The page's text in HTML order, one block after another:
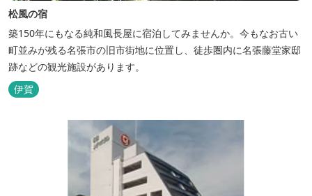
松風の宿
築150年にもなる純和風長屋に宿泊してみませんか。今もなお古い
町並みが残る名張市の旧市街地に位置し、徒歩圏内に名張藤堂家邸
跡などの観光施設があります。
伊賀